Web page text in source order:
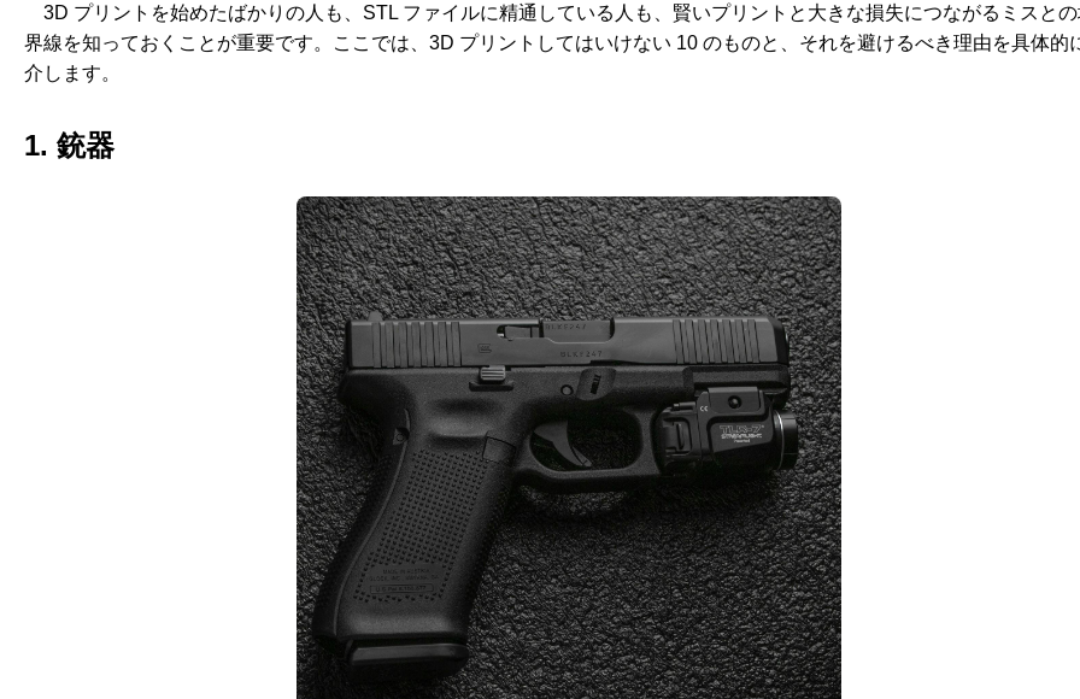
3D プリントを始めたばかりの人も、STL ファイルに精通している人も、賢いプリントと大きな損失につながるミスと
界線を知っておくことが重要です。ここでは、3D プリントしてはいけない 10 のものと、それを避けるべき理由を具体的
介します。
1. 銃器